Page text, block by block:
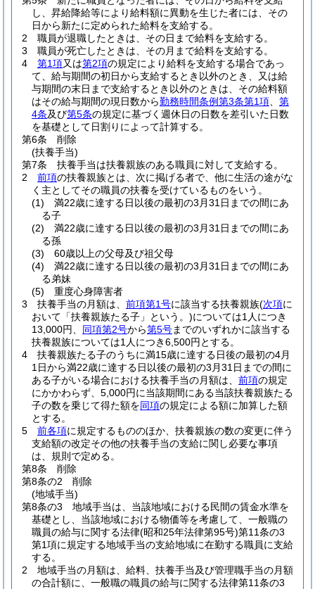
し、昇給降給等により給料額に異動を生じた者には、その
日から新たに定められた給料を支給する。
2
職員が退職したときは、その日まで給料を支給する。
3
職員が死亡したときは、その月まで給料を支給する。
4
第1項又は第2項の規定により給料を支給する場合であっ
て、給与期間の初日から支給するとき以外のとき、又は給
与期間の末日まで支給するとき以外のときは、その給料額
はその給与期間の現日数から勤務時間条例第3条第1項
第
4条及び第5条の規定に基づく週休日の日数を差引いた日数
を基礎として日割りによって計算する。
第6条
削除
(扶養手当)
第7条
扶養手当は扶養親族のある職員に対して支給する。
2
前項の扶養親族とは、次に掲げる者で、他に生活の途がな
く主としてその職員の扶養を受けているものをいう。
(1)
満22歳に達する日以後の最初の3月31日までの間にあ
る子
(2)
満22歳に達する日以後の最初の3月31日までの間にあ
る孫
(3)
60歳以上の父母及び祖父母
(4)
満22歳に達する日以後の最初の3月31日までの間にあ
る弟妹
(5)
重度心身障害者
3
扶養手当の月額は、 前項第1号に該当する扶養親族(次項に
おいて「扶養親族たる子」という。)については1人につき
13,000円、 同項第2号から第5号までのいずれかに該当する
扶養親族については1人につき6,500円とする。
4
扶養親族たる子のうちに満15歳に達する日後の最初の4月
1日から満22歳に達する日以後の最初の3月31日までの間に
ある子がいる場合における扶養手当の月額は、 前項の規定
にかかわらず、5,000円に当該期間にある当該扶養親族たる
子の数を乗じて得た額を同項の規定による額に加算した額
とする。
5
前各項に規定するもののほか、扶養親族の数の変更に伴う
支給額の改定その他の扶養手当の支給に関し必要な事項
は、規則で定める。
第8条
削除
第8条の2
削除
(地域手当)
第8条の3
地域手当は、当該地域における民間の賃金水準を
基礎とし、当該地域における物価等を考慮して、一般職の
職員の給与に関する法律(昭和25年法律第95号)第11条の3
第1項に規定する地域手当の支給地域に在勤する職員に支給
する。
2
地域手当の月額は、給料、扶養手当及び管理職手当の月額
の合計額に、一般職の職員の給与に関する法律第11条の3